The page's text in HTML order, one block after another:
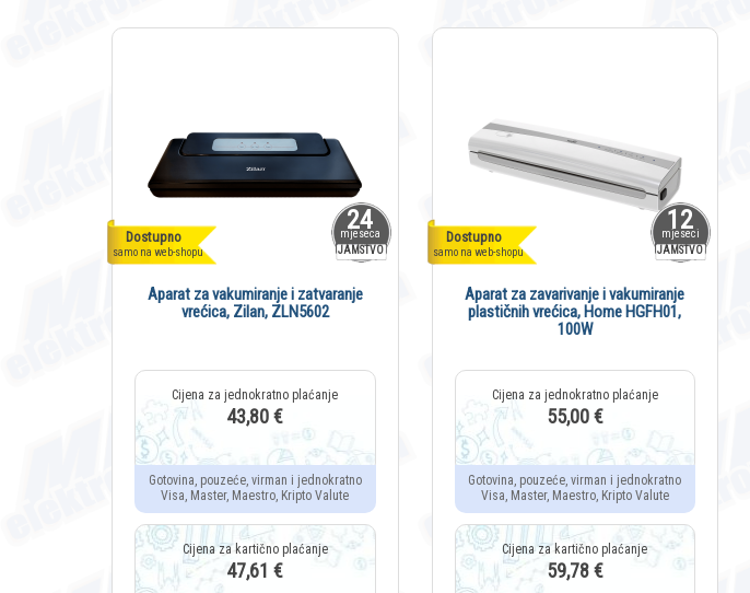
24
mjeseca
JAMSTVO
Dostupno
samo na web-shopu
Aparat za vakumiranje i zatvaranje
vrećica, Zilan, ZLN5602
43,80 €
Gotovina, pouzeće, virman i jednokratno
Visa, Master, Maestro, Kripto Valute
47,61 €
12
mjeseci
JAMSTVO
Dostupno
samo na web-shopu
Aparat za zavarivanje i vakumiranje
plastičnih vrećica, Home HGFH01,
100W
55,00 €
Gotovina, pouzeće, virman i jednokratno
Visa, Master, Maestro, Kripto Valute
59,78 €